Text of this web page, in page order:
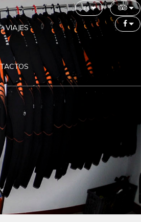
VIAJES
es